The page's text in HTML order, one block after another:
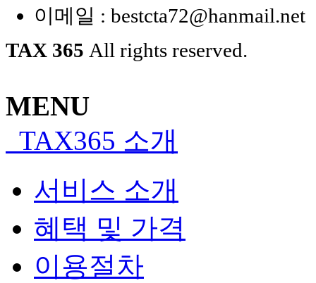
이메일 : bestcta72@hanmail.net
TAX 365 All rights reserved.
MENU
TAX365 소개
서비스 소개
혜택 및 가격
이용절차